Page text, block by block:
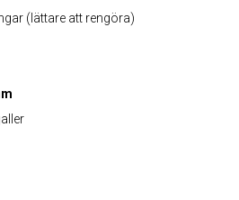
(lättare att rengöra)